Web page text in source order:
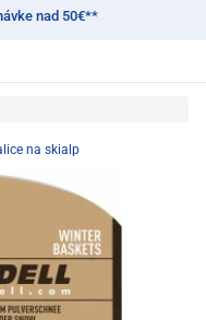
nad 50€**
na skialp